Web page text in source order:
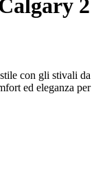
2
con gli stivali da
ed eleganza per